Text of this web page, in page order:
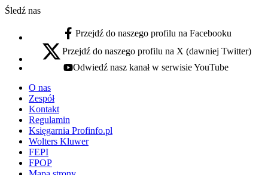
Śledź nas
facebook - otwiera się w nowej karcie
Przejdź do naszego profilu na Facebooku
x - otwiera się w nowej karcie
Przejdź do naszego profilu na X (dawniej Twitter)
youtube - otwiera się w nowej karcie
Odwiedź nasz kanał w serwisie YouTube
O nas
Zespół
Kontakt
Regulamin
Księgarnia Profinfo.pl
Wolters Kluwer
FEPI
FPOP